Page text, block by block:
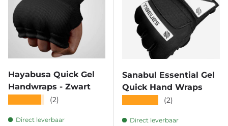
Hayabusa Quick Gel
Handwraps - Zwart
(2)
Direct leverbaar
Sanabul Essential Gel
Quick Hand Wraps
(2)
Direct leverbaar